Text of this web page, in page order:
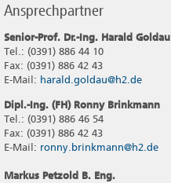
Ansprechpartner
Senior-Prof. Dr.-Ing. Harald Goldau
Tel.: (0391) 886 44 10
Fax: (0391) 886 42 43
E-Mail: harald.goldau@h2.de
Dipl.-Ing. (FH) Ronny Brinkmann
Tel.: (0391) 886 46 54
Fax: (0391) 886 42 43
E-Mail: ronny.brinkmann@h2.de
Markus Petzold B. Eng.